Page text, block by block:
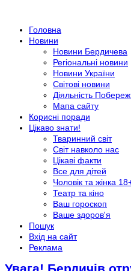
Головна
Новини
Новини Бердичева
Регіональні новини
Новини України
Світові новини
Діяльність
Мапа сайту
Корисні поради
Цікаво знати!
Тваринний світ
Світ навколо нас
Цікаві факти
Все для дітей
Чоловік та жінка
Театр та кіно
Ваш гороскоп
Ваше здоров'я
Пошук
Вхід на сайт
Реклама